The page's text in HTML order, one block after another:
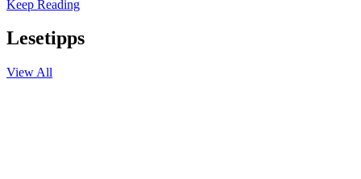
Keep Reading
Lesetipps
View All